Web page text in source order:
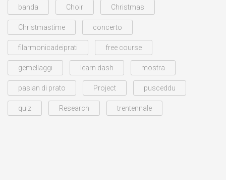
banda Choir Christmas
Christmastime concerto
filarmonicadeiprati free course
gemellaggi learn dash mostra
pasian di prato Project pusceddu
quiz Research trentennale